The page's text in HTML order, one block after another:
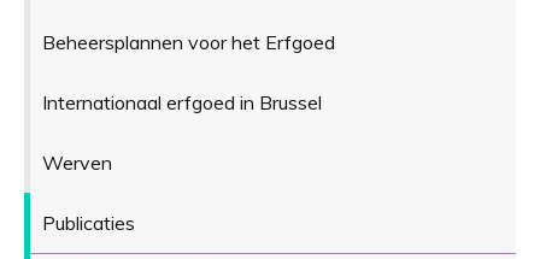
Beheersplannen voor het Erfgoed
Internationaal erfgoed in Brussel
Werven
Publicaties